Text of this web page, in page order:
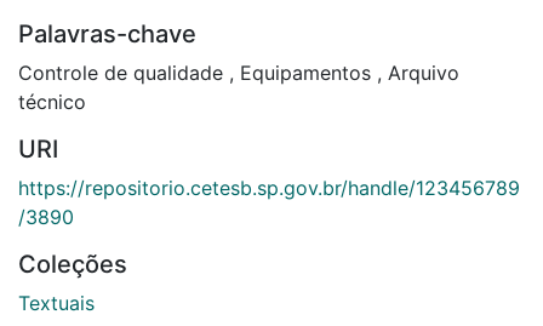
Palavras-chave
Controle de qualidade , Equipamentos , Arquivo
técnico
URI
https://repositorio.cetesb.sp.gov.br/handle/123456789
/3890
Coleções
Textuais